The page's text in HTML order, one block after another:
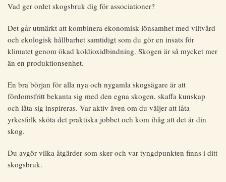
Vad ger ordet skogsbruk dig för associationer?
Det går utmärkt att kombinera ekonomisk lönsamhet med viltvård
och ekologisk hållbarhet samtidigt som du gör en insats för
klimatet genom ökad koldioxidbindning. Skogen är så mycket mer
än en produktionsenhet.
En bra början för alla nya och nygamla skogsägare är att
fördomsfritt bekanta sig med den egna skogen, skaffa kunskap
och låta sig inspireras. Var aktiv även om du väljer att låta
yrkesfolk sköta det praktiska jobbet och kom ihåg att det är din
skog.
Du avgör vilka åtgärder som sker och var tyngdpunkten finns i ditt
skogsbruk.